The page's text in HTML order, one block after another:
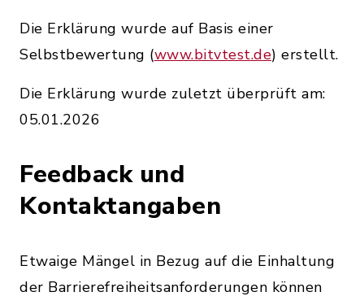
Die Erklärung wurde auf Basis einer
Selbstbewertung (www.bitvtest.de) erstellt.
Die Erklärung wurde zuletzt überprüft am:
05.01.2026
Feedback und
Kontaktangaben
Etwaige Mängel in Bezug auf die Einhaltung
der Barrierefreiheitsanforderungen können